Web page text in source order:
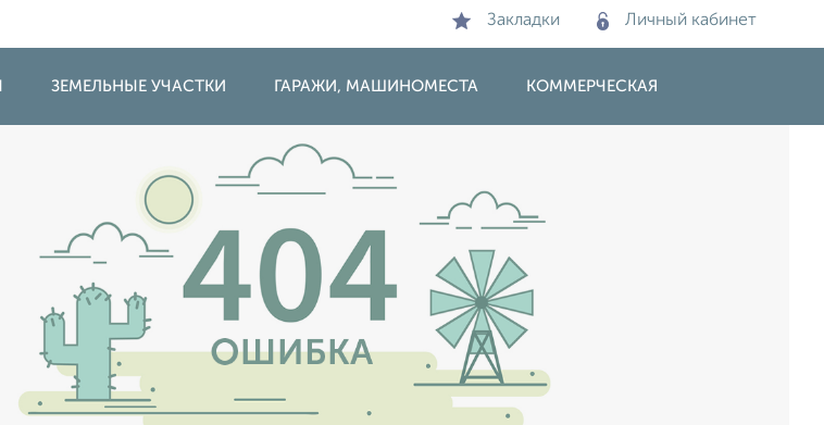
Закладки Личный кабинет
ЗЕМЕЛЬНЫЕ УЧАСТКИ ГАРАЖИ, МАШИНОМЕСТА КОММЕРЧЕСКАЯ